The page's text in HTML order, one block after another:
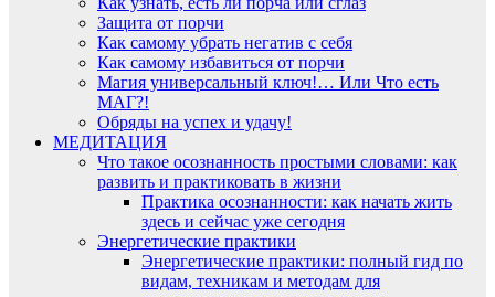
Защита от порчи
Как самому убрать негатив с себя
Как самому избавиться от порчи
Магия универсальный ключ!… Или Что есть
МАГ?!
Обряды на успех и удачу!
МЕДИТАЦИЯ
Что такое осознанность простыми словами: как
развить и практиковать в жизни
Практика осознанности: как начать жить
здесь и сейчас уже сегодня
Энергетические практики
Энергетические практики: полный гид по
видам, техникам и методам для